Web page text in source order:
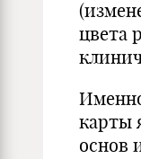
цвета
карты
основ